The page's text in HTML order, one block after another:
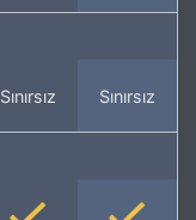
Sınırsız Sınırsız